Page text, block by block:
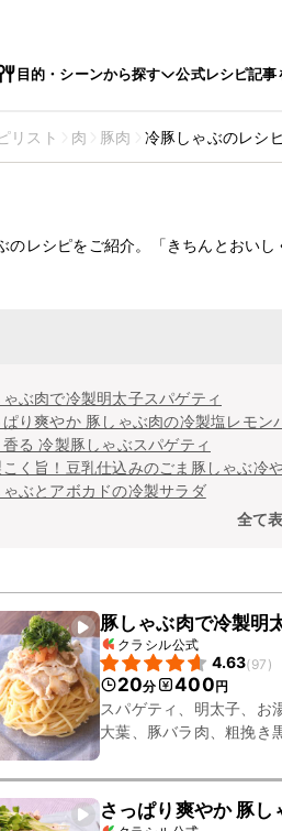
目的・シーンから探す 公式レシピ記事
リスト 肉 豚肉 冷豚しゃぶのレシ
のレシピをご紹介。「きちんとおい
ぶ肉で冷製明太子スパゲティ
ぱり爽やか 豚しゃぶ肉の冷製塩レモン
香る 冷製豚しゃぶスパゲティ
く旨！豆乳仕込みのごま豚しゃぶ冷
ゃぶとアボカドの冷製サラダ
全て
豚しゃぶ肉で冷製明
クラシル公式
4.63(97 )
20分 400円
スパゲティ、明太子、お
大葉、豚バラ肉、粗挽き
さっぱり爽やか 豚し